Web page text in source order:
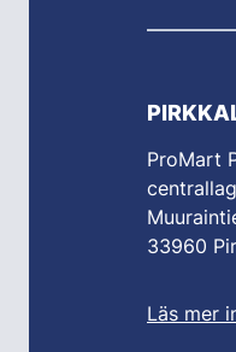
ProMart
33960
Läs mer